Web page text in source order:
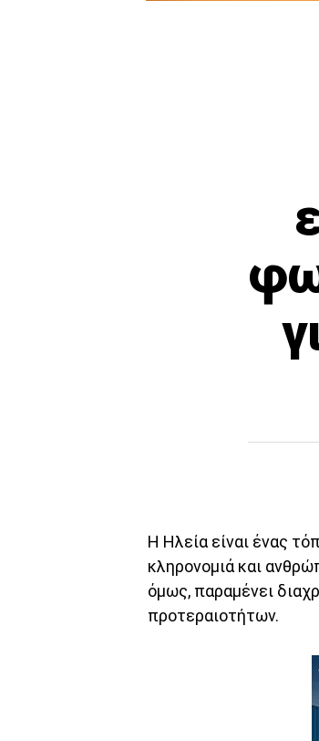
Η Ηλεία είναι ένας
κληρονομιά και
όμως, παραμένει
προτεραιοτήτων.